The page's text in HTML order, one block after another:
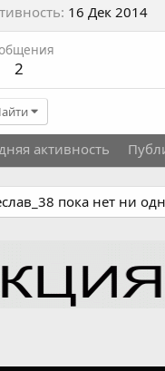
16 Дек 2014
2
активность
пока нет ни